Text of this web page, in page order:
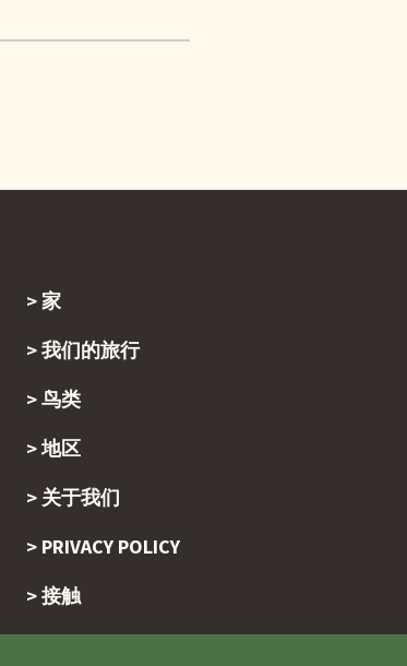
Footer
家
我们的旅行
鸟类
地区
关于我们
PRIVACY POLICY
接触